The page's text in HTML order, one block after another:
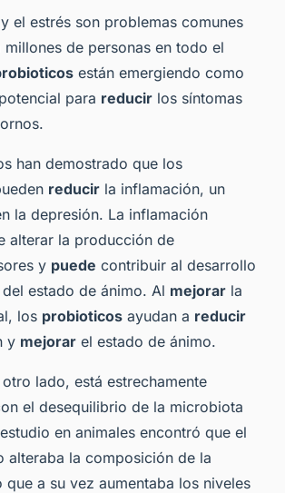
el estrés son problemas comunes
millones de personas en todo el
están emergiendo como
para reducir los síntomas
han demostrado que los
reducir la inflamación, un
la depresión. La inflamación
alterar la producción de
y puede contribuir al desarrollo
estado de ánimo. Al mejorar la
los probioticos ayudan a reducir
y mejorar el estado de ánimo.
lado, está estrechamente
el desequilibrio de la microbiota
en animales encontró que el
alteraba la composición de la
a su vez aumentaba los niveles